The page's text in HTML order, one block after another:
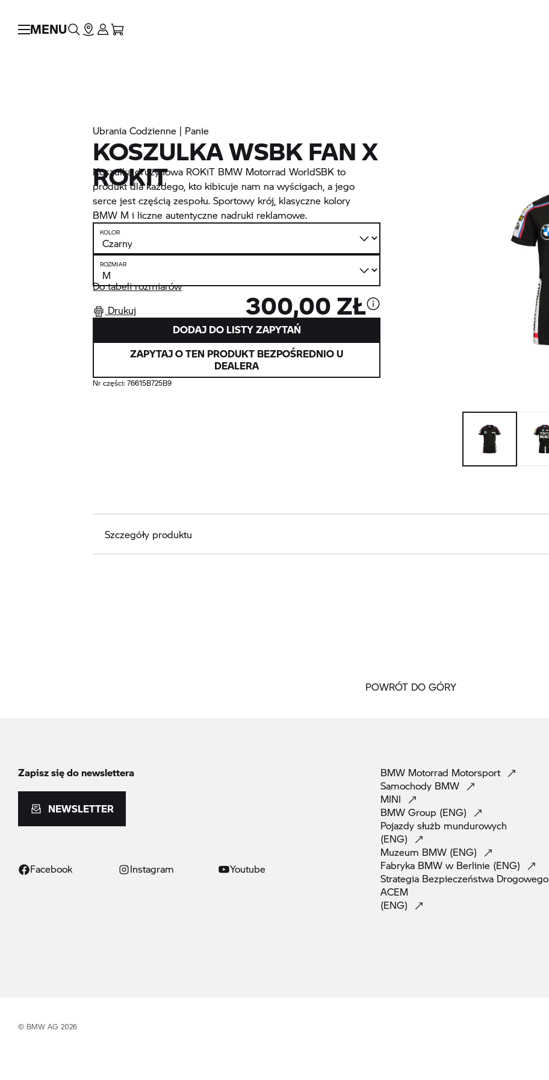
MENU
Ubrania Codzienne | Panie
KOSZULKA WSBK FAN X
ROKIT
Koszulka drużynowa ROKiT BMW Motorrad WorldSBK to
produkt dla każdego, kto kibicuje nam na wyścigach, a jego
serce jest częścią zespołu. Sportowy krój, klasyczne kolory
BMW M i liczne autentyczne nadruki reklamowe.
KOLOR
ROZMIAR
Do tabeli rozmiarów
Drukuj
300,00 ZŁ
DODAJ DO LISTY ZAPYTAŃ
ZAPYTAJ O TEN PRODUKT BEZPOŚREDNIO U
DEALERA
Nr części:76615B725B9
Szczegóły produktu
POWRÓT DO GÓRY
Zapisz się do newslettera
NEWSLETTER
Facebook Instagram Youtube
BMW Motorrad Motorsport
Samochody BMW
MINI
BMW Group (ENG)
Pojazdy służb mundurowych
(ENG)
Muzeum BMW (ENG)
Fabryka BMW w Berlinie (ENG)
Strategia Bezpieczeństwa Drogowego
ACEM
(ENG)
© BMW AG 2026